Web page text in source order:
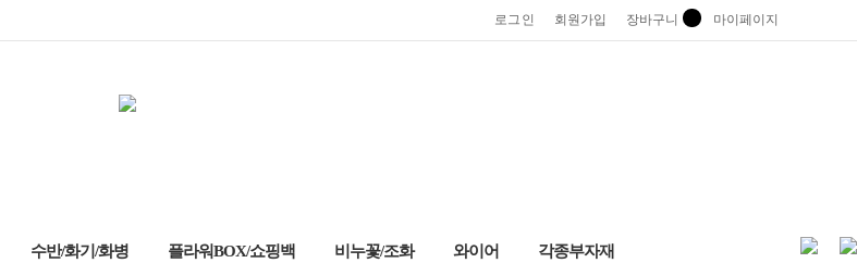
로그인 회원가입 장바구니 마이페이지
수반/화기/화병 플라워BOX/쇼핑백 비누꽃/조화 와이어 각종부자재